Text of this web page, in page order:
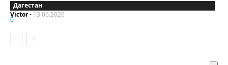
Дагестан
Victor- 13.06.2026
0